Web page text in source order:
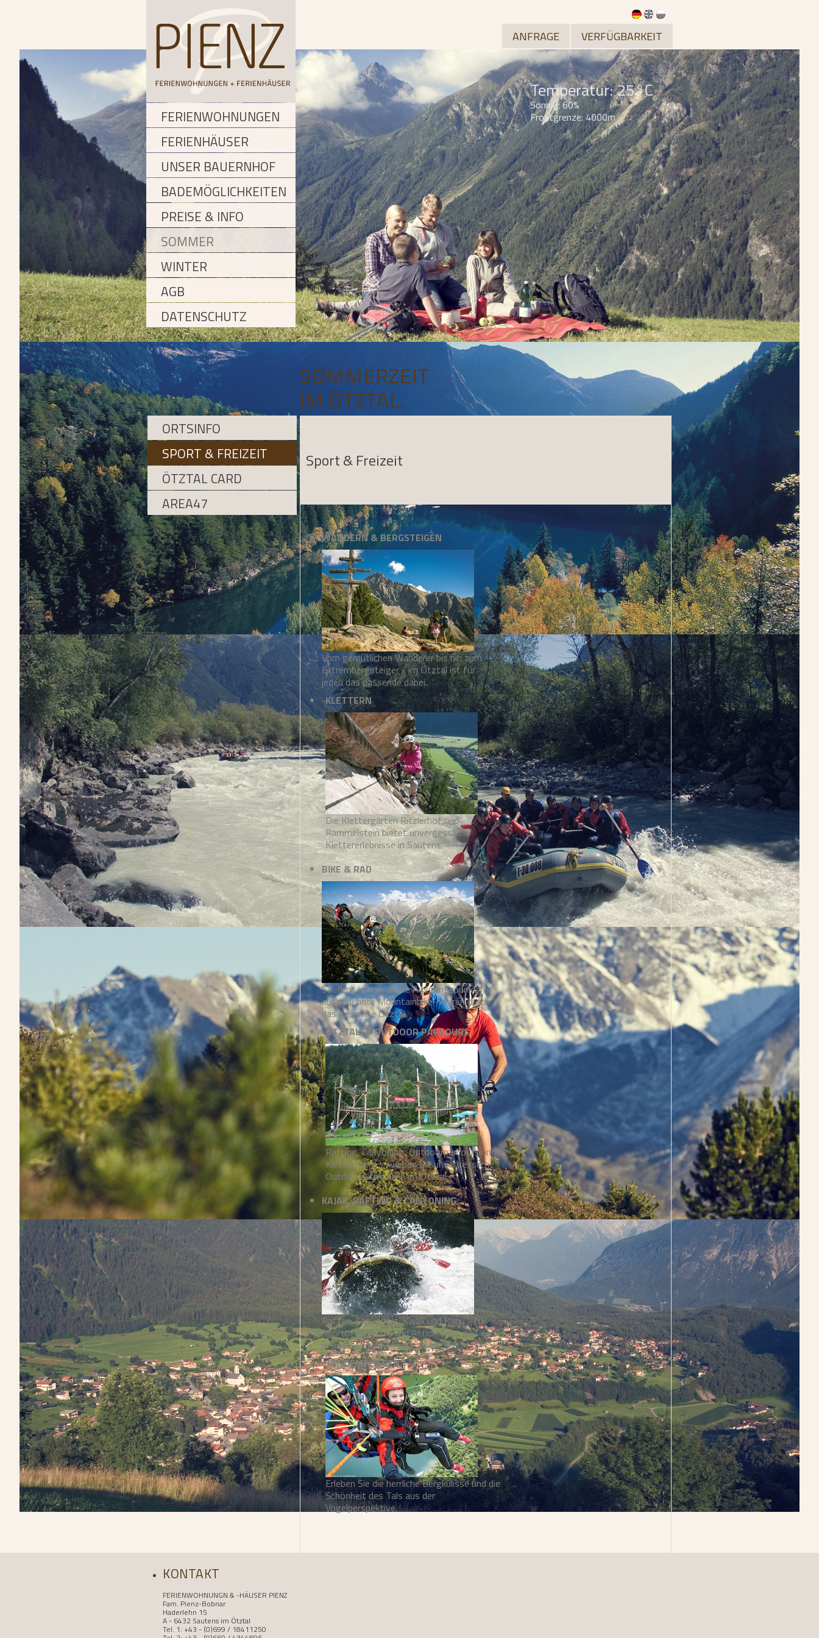
FERIENWOHNUNGEN
FERIENHÄUSER
UNSER BAUERNHOF
BADEMÖGLICHKEITEN
PREISE & INFO
SOMMER
WINTER
AGB
DATENSCHUTZ
VERFÜGBARKEIT
ANFRAGE
Temperatur: 25°C
Sonnig: 60%
Frostgrenze: 4000m
ORTSINFO
SPORT & FREIZEIT
ÖTZTAL CARD
AREA47
SOMMERZEIT
IM ÖTZTAL.
Sport & Freizeit
WANDERN & BERGSTEIGEN
Vom gemütlichen Wanderer bis hin zum
Extrembergsteiger - im Ötztal ist für
jeden das passende dabei.
KLETTERN
Die Klettergärten Ritzlerhof und
Rammelstein bietet unvergessliche
Klettererlebnisse in Sautens.
BIKE & RAD
Sautens ist der ideale Ausgangspunkt für
ausgedehnte Mountainbike-Touren durch
das gesamte Ötztal.
ÖTZTALER OUTDOOR PARCOURS
Rafting, Canyoning, Outdoorparcours und
Klettersteig … erleben Sie unvergessliche
Outdooraktivitäten im Ötztal.
KAJAK, RAFTING & CANYONING
Raften, Canyoning, Kajak und Kanu - für
Sportbegeisertre und Action Fans gibt es
in Sautens jede Menge zu erleben.
TANDEMFLIEGEN
Erleben Sie die herrliche Bergkulisse und die
Schönheit des Tals aus der
Vogelperspektive.
KONTAKT
FERIENWOHNUNGN & -HÄUSER PIENZ
Fam. Pienz-Bobnar
Haderlehn 15
A - 6432 Sautens im Ötztal
Tel. 1: +43 - (0)699 / 18411250